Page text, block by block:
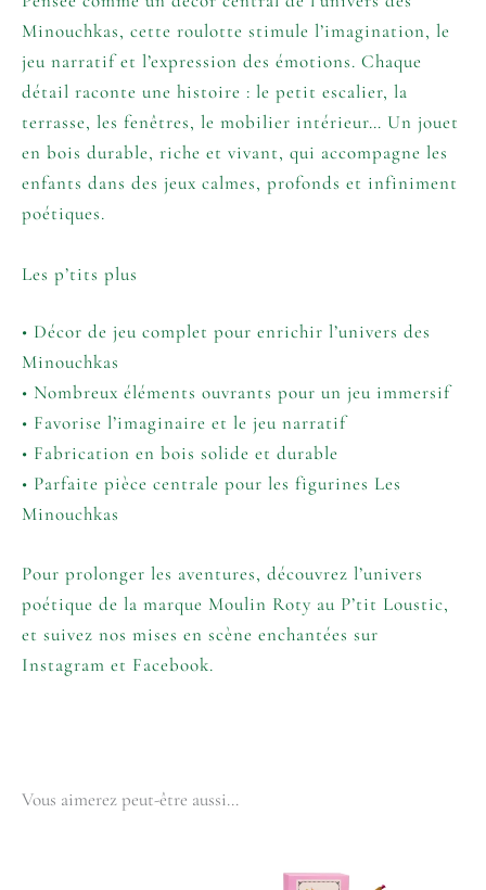
Minouchkas, cette roulotte stimule l’imagination, le
jeu narratif et l’expression des émotions. Chaque
détail raconte une histoire : le petit escalier, la
terrasse, les fenêtres, le mobilier intérieur… Un jouet
en bois durable, riche et vivant, qui accompagne les
enfants dans des jeux calmes, profonds et infiniment
poétiques.
Les p’tits plus
• Décor de jeu complet pour enrichir l’univers des
Minouchkas
• Nombreux éléments ouvrants pour un jeu immersif
• Favorise l’imaginaire et le jeu narratif
• Fabrication en bois solide et durable
• Parfaite pièce centrale pour les figurines Les
Minouchkas
Pour prolonger les aventures, découvrez l’univers
poétique de la marque Moulin Roty au P’tit Loustic,
et suivez nos mises en scène enchantées sur
Instagram et Facebook.
Vous aimerez peut-être aussi…